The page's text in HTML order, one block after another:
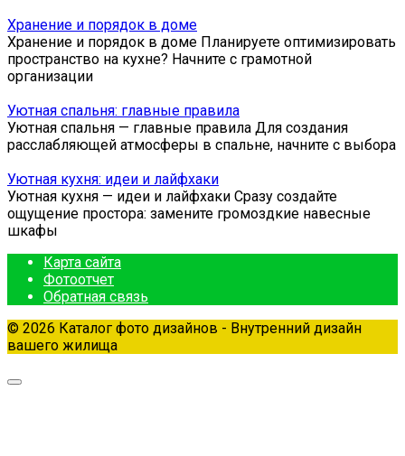
Хранение и порядок в доме
Хранение и порядок в доме Планируете оптимизировать
пространство на кухне? Начните с грамотной
организации
Уютная спальня: главные правила
Уютная спальня — главные правила Для создания
расслабляющей атмосферы в спальне, начните с выбора
Уютная кухня: идеи и лайфхаки
Уютная кухня — идеи и лайфхаки Сразу создайте
ощущение простора: замените громоздкие навесные
шкафы
Карта сайта
Фотоотчет
Обратная связь
© 2026 Каталог фото дизайнов - Внутренний дизайн
вашего жилища